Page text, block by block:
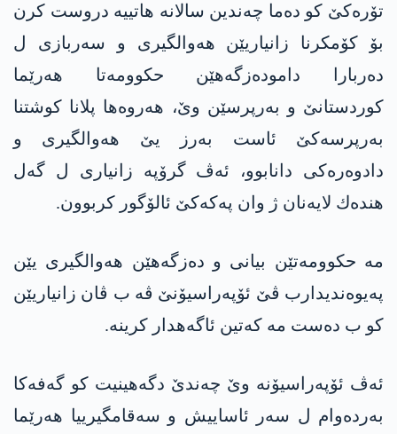
تۆره‌كێ كو ده‌ما چه‌ندین سالانه‌ هاتییه‌ دروست كرن
بۆ كۆمكرنا زانیاریێن هه‌والگیری و سه‌ربازی ل
ده‌ربارا داموده‌زگه‌هێن حكوومه‌تا هه‌رێما
كوردستانێ و به‌رپرسێن وێ، هه‌روه‌ها پلانا كوشتنا
به‌رپرسه‌كێ ئاست به‌رز یێ هه‌والگیری و
دادوه‌ره‌كی دانابوو، ئه‌ڤ گرۆپه‌ زانیاری ل گه‌ل
هنده‌ك لایه‌نان ژ وان په‌كه‌كێ ئالۆگور كربوون.
مه‌ حكوومه‌تێن بیانی و ده‌زگه‌هێن هه‌والگیری یێن
په‌یوه‌ندیدارب ڤێ ئۆپه‌راسیۆنێ ڤه‌ ب ڤان زانیاریێن
كو ب ده‌ست مه‌ كه‌تین ئاگه‌هدار كرینه‌.
ئه‌ڤ ئۆپه‌راسیۆنه‌ وێ چه‌ندێ دگه‌هینیت كو گه‌فه‌‌كا
به‌رده‌وام ل سه‌ر ئاساییش و سه‌قامگیرییا هه‌رێما